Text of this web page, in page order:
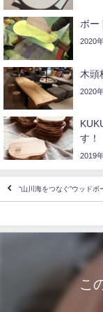
ボー
2020
木頭
2020
す！
2019
“山川海をつなぐ”ウッドボ
こ